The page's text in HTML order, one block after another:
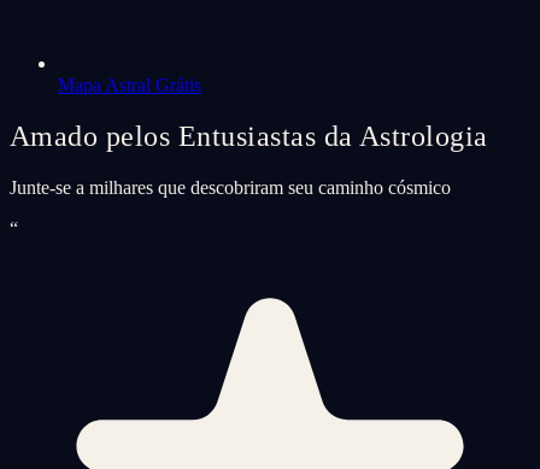
Mapa Astral Grátis
Amado pelos Entusiastas da Astrologia
Junte-se a milhares que descobriram seu caminho cósmico
“